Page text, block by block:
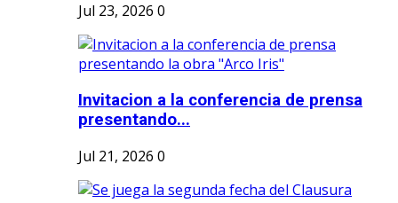
Jul 23, 2026 0
Invitacion a la conferencia de prensa
presentando...
Jul 21, 2026 0